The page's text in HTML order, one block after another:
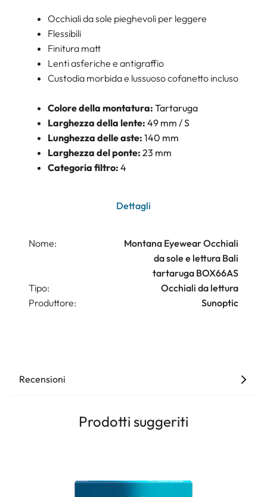
Occhiali da sole pieghevoli per leggere
Flessibili
Finitura matt
Lenti asferiche e antigraffio
Custodia morbida e lussuoso cofanetto incluso
Colore della montatura: Tartaruga
Larghezza della lente: 49 mm / S
Lunghezza delle aste: 140 mm
Larghezza del ponte: 23 mm
Categoria filtro: 4
Dettagli
Nome:
Montana Eyewear Occhiali
da sole e lettura Bali
tartaruga BOX66AS
Tipo:
Occhiali da lettura
Produttore:
Sunoptic
Recensioni
Prodotti suggeriti